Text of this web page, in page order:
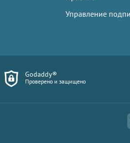
Управление
Godaddy®
Проверено и защищено